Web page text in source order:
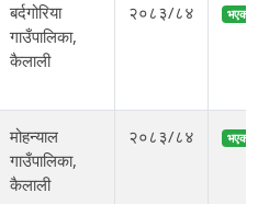
बर्दगोरिया
गाउँपालिका,
कैलाली
२०८३/८४ भएको
मोहन्याल
गाउँपालिका,
कैलाली
२०८३/८४ भएको